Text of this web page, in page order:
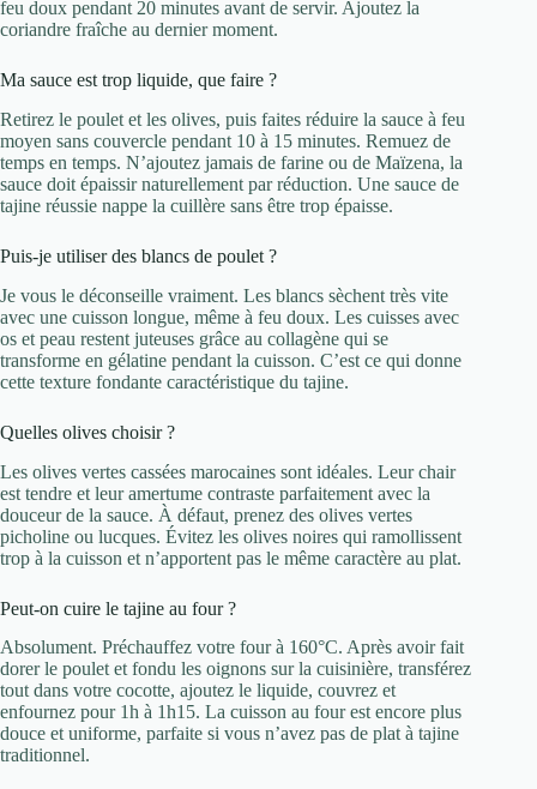
feu doux pendant 20 minutes avant de servir. Ajoutez la
coriandre fraîche au dernier moment.
Ma sauce est trop liquide, que faire ?
Retirez le poulet et les olives, puis faites réduire la sauce à feu
moyen sans couvercle pendant 10 à 15 minutes. Remuez de
temps en temps. N’ajoutez jamais de farine ou de Maïzena, la
sauce doit épaissir naturellement par réduction. Une sauce de
tajine réussie nappe la cuillère sans être trop épaisse.
Puis-je utiliser des blancs de poulet ?
Je vous le déconseille vraiment. Les blancs sèchent très vite
avec une cuisson longue, même à feu doux. Les cuisses avec
os et peau restent juteuses grâce au collagène qui se
transforme en gélatine pendant la cuisson. C’est ce qui donne
cette texture fondante caractéristique du tajine.
Quelles olives choisir ?
Les olives vertes cassées marocaines sont idéales. Leur chair
est tendre et leur amertume contraste parfaitement avec la
douceur de la sauce. À défaut, prenez des olives vertes
picholine ou lucques. Évitez les olives noires qui ramollissent
trop à la cuisson et n’apportent pas le même caractère au plat.
Peut-on cuire le tajine au four ?
Absolument. Préchauffez votre four à 160°C. Après avoir fait
dorer le poulet et fondu les oignons sur la cuisinière, transférez
tout dans votre cocotte, ajoutez le liquide, couvrez et
enfournez pour 1h à 1h15. La cuisson au four est encore plus
douce et uniforme, parfaite si vous n’avez pas de plat à tajine
traditionnel.